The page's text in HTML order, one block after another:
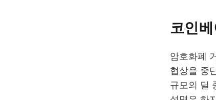
코인
암호화폐
협상을 중
규모의 딜